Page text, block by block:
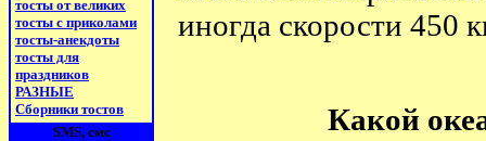
тосты от великих
тосты с приколами
тосты-анекдоты
тосты для
праздников
РАЗНЫЕ
Сборники тостов
SMS, смс
иногда скорости 450
Какой